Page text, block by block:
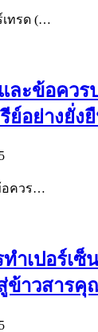
ทรด (…
ละข้อคว
ย์อย่างยั่ง
อควร…
ำเปอร์เซ็
ข้าวสาร